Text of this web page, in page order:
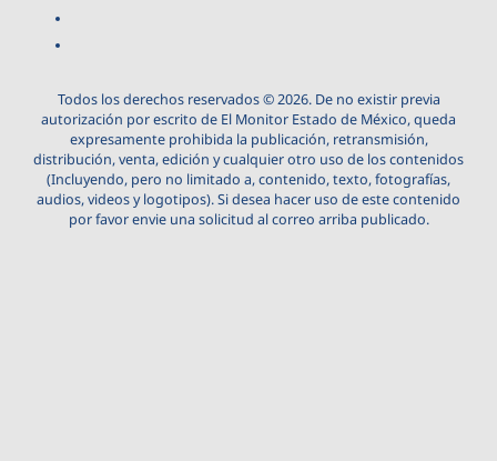
Todos los derechos reservados © 2026. De no existir previa
autorización por escrito de El Monitor Estado de México, queda
expresamente prohibida la publicación, retransmisión,
distribución, venta, edición y cualquier otro uso de los contenidos
(Incluyendo, pero no limitado a, contenido, texto, fotografías,
audios, videos y logotipos). Si desea hacer uso de este contenido
por favor envie una solicitud al correo arriba publicado.